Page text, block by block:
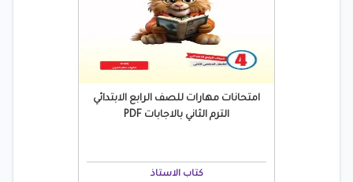
امتحانات مهارات للصف الرابع الابتدائي
الترم الثاني بالاجابات PDF
كتاب الاستاذ